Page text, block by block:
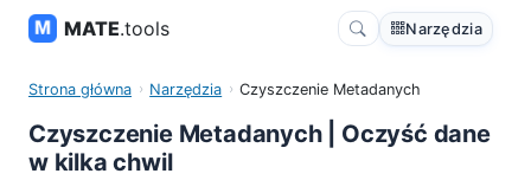
MATE.tools Narzędzia
Strona główna Narzędzia Czyszczenie Metadanych
Czyszczenie Metadanych | Oczyść dane
w kilka chwil